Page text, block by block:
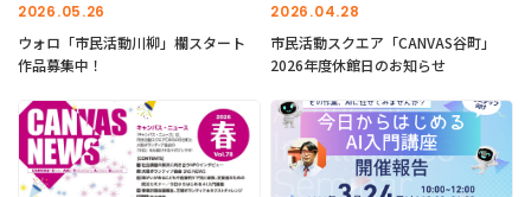
2026.05.26
ウォロ「市民活動川柳」欄スタート
作品募集中！
2026.04.28
市民活動スクエア「CANVAS谷町」
2026年度休館日のお知らせ